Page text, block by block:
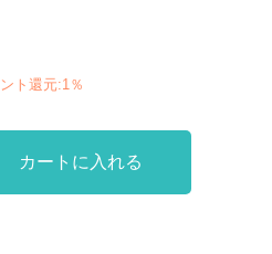
ト還元:1％
カートに入れる